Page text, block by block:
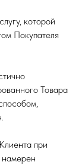
которой
Покупателя
Товара
при
намерен